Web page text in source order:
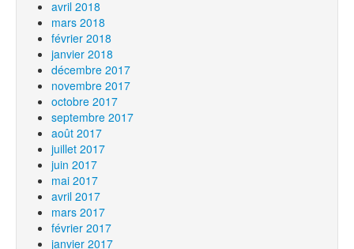
avril 2018
mars 2018
février 2018
janvier 2018
décembre 2017
novembre 2017
octobre 2017
septembre 2017
août 2017
juillet 2017
juin 2017
mai 2017
avril 2017
mars 2017
février 2017
janvier 2017